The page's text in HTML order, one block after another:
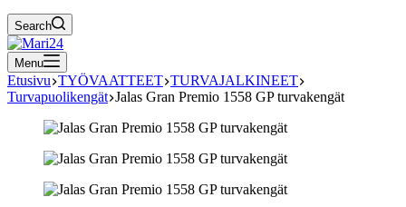
Search
Menu
Etusivu TYÖVAATTEET TURVAJALKINEET
Turvapuolikengät Jalas Gran Premio 1558 GP turvakengät